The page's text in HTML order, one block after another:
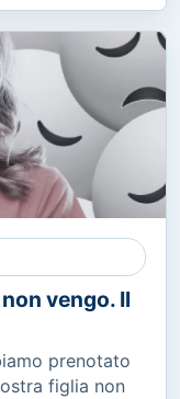
vengo. Il
prenotato
figlia non